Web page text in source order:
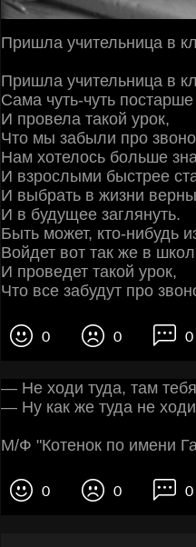
Пришла учительница в
Пришла учительница в
Сама чуть-чуть
И провела такой урок,
Что мы забыли про
Нам хотелось больше
И взрослыми быстрее
И выбрать в жизни
И в будущее заглянуть.
Быть может, кто-нибудь
Войдет вот так же в
И проведет такой урок,
Что все забудут про
0 0 0
— Не ходи туда, там
— Ну как же туда не
М/Ф "Котенок по имени
0 0 0